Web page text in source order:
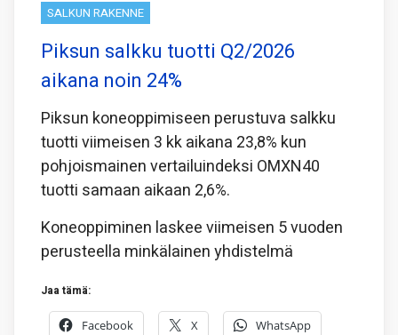
SALKUN RAKENNE
Piksun salkku tuotti Q2/2026
aikana noin 24%
Piksun koneoppimiseen perustuva salkku
tuotti viimeisen 3 kk aikana 23,8% kun
pohjoismainen vertailuindeksi OMXN40
tuotti samaan aikaan 2,6%.
Koneoppiminen laskee viimeisen 5 vuoden
perusteella minkälainen yhdistelmä
Jaa tämä:
Facebook X WhatsApp